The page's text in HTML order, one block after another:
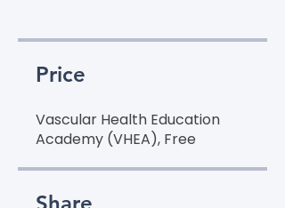
Price
Vascular Health Education
Academy (VHEA), Free
Share